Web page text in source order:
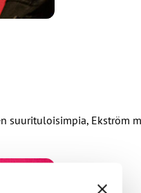
suurituloisimpia, Ekström